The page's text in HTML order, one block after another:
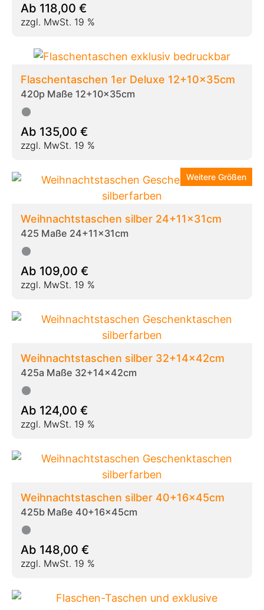
Ab 118,00 €
zzgl. MwSt. 19 %
Flaschentaschen 1er Deluxe 12+10x35cm
420p Maße 12+10x35cm
Ab 135,00 €
zzgl. MwSt. 19 %
Weitere Größen
Weihnachtstaschen silber 24+11x31cm
425 Maße 24+11x31cm
Ab 109,00 €
zzgl. MwSt. 19 %
Weihnachtstaschen silber 32+14x42cm
425a Maße 32+14x42cm
Ab 124,00 €
zzgl. MwSt. 19 %
Weihnachtstaschen silber 40+16x45cm
425b Maße 40+16x45cm
Ab 148,00 €
zzgl. MwSt. 19 %